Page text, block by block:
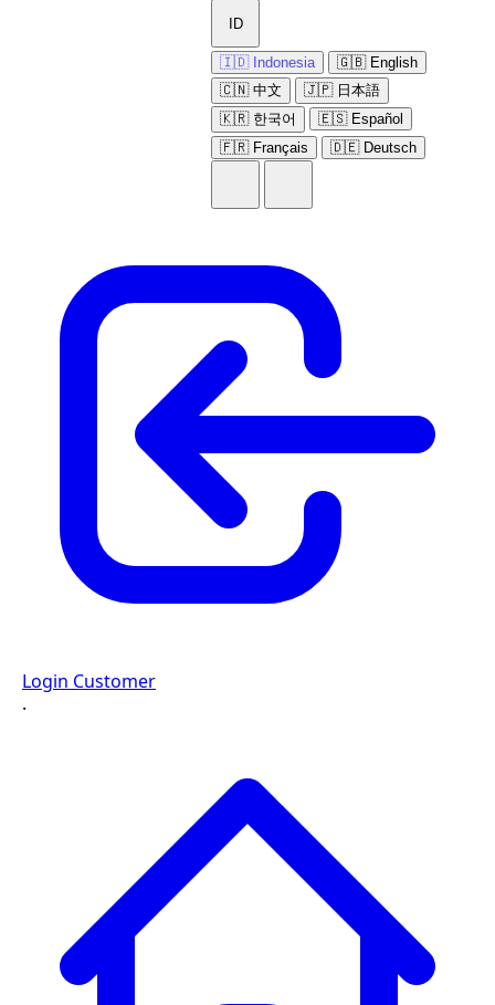
ID
🇮🇩 Indonesia
🇬🇧 English
🇨🇳 中文
🇯🇵 日本語
🇰🇷 한국어
🇪🇸 Español
🇫🇷 Français
🇩🇪 Deutsch
Login Customer
·